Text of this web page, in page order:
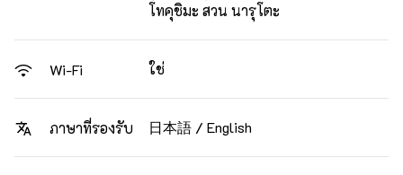
โทคุชิมะ สวน นารุโตะ
Wi-Fi ใช่
ภาษาที่รองรับ 日本語 / English